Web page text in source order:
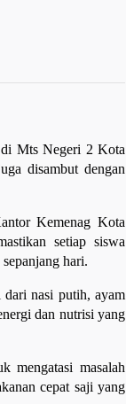
di Mts Negeri 2 Kota
disambut dengan
Kemenag Kota
setiap siswa
hari.
nasi putih, ayam
dan nutrisi yang
mengatasi masalah
cepat saji yang